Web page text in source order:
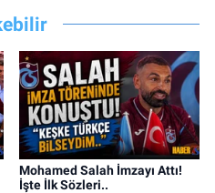
Mohamed Salah İmzayı Attı!
İşte İlk Sözleri..